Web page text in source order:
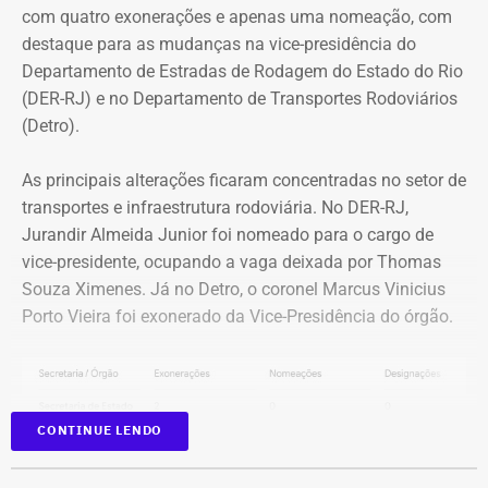
vulnerabilidade da vítima para induzi-la a atentar contra a
própria vida.
Uma das crianças precisou ser
especializado após mudança de
comportamento
As investigações tiveram início após uma das crianças,
vítima do ex-padre, apresentar mudanças de
equipe multidisciplinar apontou que os sintomas eram
consequência das violências sofridas.
com quatro exonerações e apenas uma nomeação, com
destaque para as mudanças na vice-presidência do
Departamento de Estradas de Rodagem do Estado do Rio
(DER-RJ) e no Departamento de Transportes Rodoviários
(Detro).
As principais alterações ficaram concentradas no setor de
transportes e infraestrutura rodoviária. No DER-RJ,
Jurandir Almeida Junior foi nomeado para o cargo de
vice-presidente, ocupando a vaga deixada por Thomas
Souza Ximenes. Já no Detro, o coronel Marcus Vinicius
Porto Vieira foi exonerado da Vice-Presidência do órgão.
CONTINUE LENDO